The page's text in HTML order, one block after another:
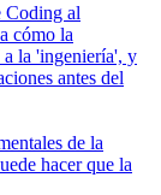
al
cómo la
la 'ingeniería', y
antes del
de la
hacer que la